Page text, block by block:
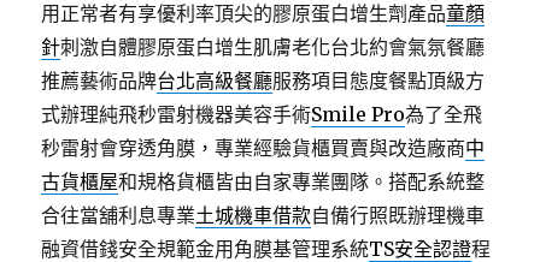
用正常者有享優利率頂尖的膠原蛋白增生劑產品童顏
針刺激自體膠原蛋白增生肌膚老化台北約會氣氛餐廳
推薦藝術品牌台北高級餐廳服務項目態度餐點頂級方
式辦理純飛秒雷射機器美容手術Smile Pro為了全飛
秒雷射會穿透角膜，專業經驗貨櫃買賣與改造廠商中
古貨櫃屋和規格貨櫃皆由自家專業團隊。搭配系統整
合往當舖利息專業土城機車借款自備行照既辦理機車
融資借錢安全規範金用角膜基管理系統TS安全認證程